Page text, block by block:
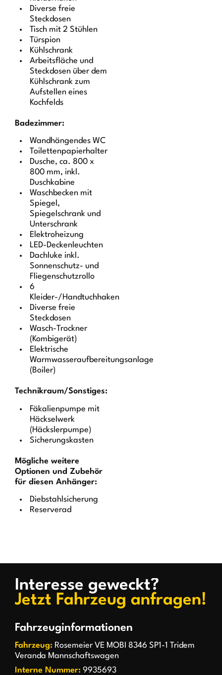
Diverse freie
Steckdosen
Tisch mit 2 Stühlen
Türspion
Kühlschrank
Arbeitsfläche und
Steckdosen über dem
Kühlschrank zum
Aufstellen eines
Kochfelds
Badezimmer:
Wandhängendes WC
Toilettenpapierhalter
Dusche, ca. 800 x
800 mm, inkl.
Duschkabine
Waschbecken mit
Spiegel,
Spiegelschrank und
Unterschrank
Elektroheizung
LED-Deckenleuchten
Dachluke inkl.
Sonnenschutz- und
Fliegenschutzrollo
6
Kleider-/Handtuchhaken
Diverse freie
Steckdosen
Wasch-Trockner
(Kombigerät)
Elektrische
Warmwasseraufbereitungsanlage
(Boiler)
Technikraum/Sonstiges:
Fäkalienpumpe mit
Häckselwerk
(Häckslerpumpe)
Sicherungskasten
Mögliche weitere
Optionen und Zubehör
für diesen Anhänger:
Diebstahlsicherung
Reserverad
Interesse geweckt?
Jetzt Fahrzeug anfragen!
Fahrzeuginformationen
Fahrzeug: Rosemeier VE MOBI 8346 SP1-1 Tridem
Veranda Mannschaftswagen
Interne Nummer: 9935693